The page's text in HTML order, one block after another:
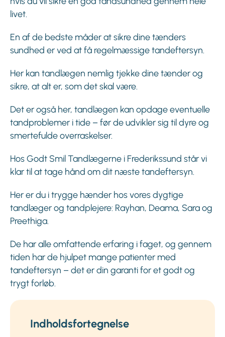
livet.
En af de bedste måder at sikre dine tænders
sundhed er ved at få regelmæssige tandeftersyn.
Her kan tandlægen nemlig tjekke dine tænder og
sikre, at alt er, som det skal være.
Det er også her, tandlægen kan opdage eventuelle
tandproblemer i tide – før de udvikler sig til dyre og
smertefulde overraskelser.
Hos Godt Smil Tandlægerne i Frederikssund står vi
klar til at tage hånd om dit næste tandeftersyn.
Her er du i trygge hænder hos vores dygtige
tandlæger og tandplejere: Rayhan, Deama, Sara og
Preethiga.
De har alle omfattende erfaring i faget, og gennem
tiden har de hjulpet mange patienter med
tandeftersyn – det er din garanti for et godt og
trygt forløb.
Indholdsfortegnelse